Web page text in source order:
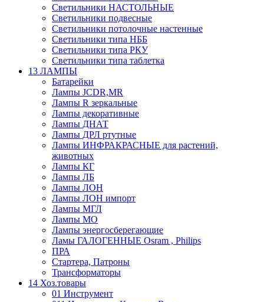
Светильники НАСТОЛЬНЫЕ
Светильники подвесные
Светильники потолочные настенные
Светильники типа НББ
Светильники типа РКУ
Светильники типа таблетка
13 ЛАМПЫ
Батарейки
Лампы JCDR,MR
Лампы R зеркальные
Лампы декоративные
Лампы ДНАТ
Лампы ДРЛ ртутные
Лампы ИНФРАКРАСНЫЕ для растений,
животных
Лампы КГ
Лампы ЛБ
Лампы ЛОН
Лампы ЛОН импорт
Лампы МГЛ
Лампы МО
Лампы энергосберегающие
Ламы ГАЛОГЕННЫЕ Osram , Philips
ПРА
Стартера, Патроны
Трансформаторы
14 Хоз.товары
01 Инструмент